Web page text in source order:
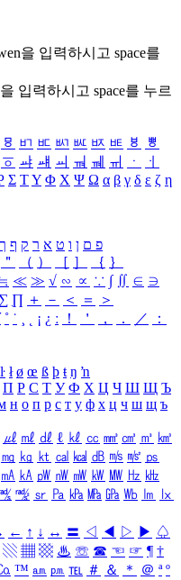
을 입력하시고 space를
을 입력하시고 space를 누르
ㅱ ㅲ ㅳ ㅴ ㅵ ㅶ ㅷ ㅸ
ㅹ
ㆆ ㆇ ㆈ ㆉ ㆊ ㆋ ㆌ ㆍ
ㆎ
Σ ΤΥ Φ Χ Ψ Ω α β γ δ ε ζ η
פ ם ן ו ט א ר ק ף ך
＂ （ ） ［ ］ ｛ ｝
≪ ≫ √ ∽ ∝ ∵ ∫ ∬ ∈ ∋
∑ ∏ ＋ － ＜ ＝
＞
˚ ˙ ¸ ¡ ¿ ː ！ ＇ ， ． ／
：
ŀ ł ø œ ß þ ŧ ŋ ŉ
П Р С Т У Ф Х Ц Ч Ш Щ Ъ
н о п р с т у ф х ц ч ш щ ъ
㎕ ㎖ ㎗ ℓ ㎘ ㏄ ㎣ ㎤ ㎥ ㎦
㎎ ㎏ ㏏ ㎈ ㎉ ㏈ ㎧ ㎨ ㎰
㎃ ㎄ ㎺ ㎻ ㎽ ㎾ ㎿ ㎐ ㎑
㎯ ㏛ ㎩ ㎪ ㎫ ㎬ ㏝ ㏐
㏓
← ↑ ↓ ↔ 〓 ◁ ◀ ▷ ▶ ♤
▧ ▦ ▩ ♨ ☏ ☎ ☜ ☞ ¶ †
™ ㏂ ㏘ ℡ ＃ ＆ ＊ ＠ ª º